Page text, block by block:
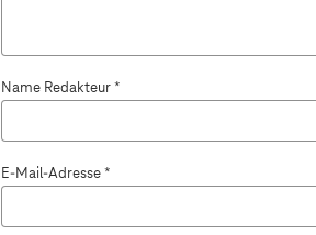
l
Name Redakteur *
E-Mail-Adresse *